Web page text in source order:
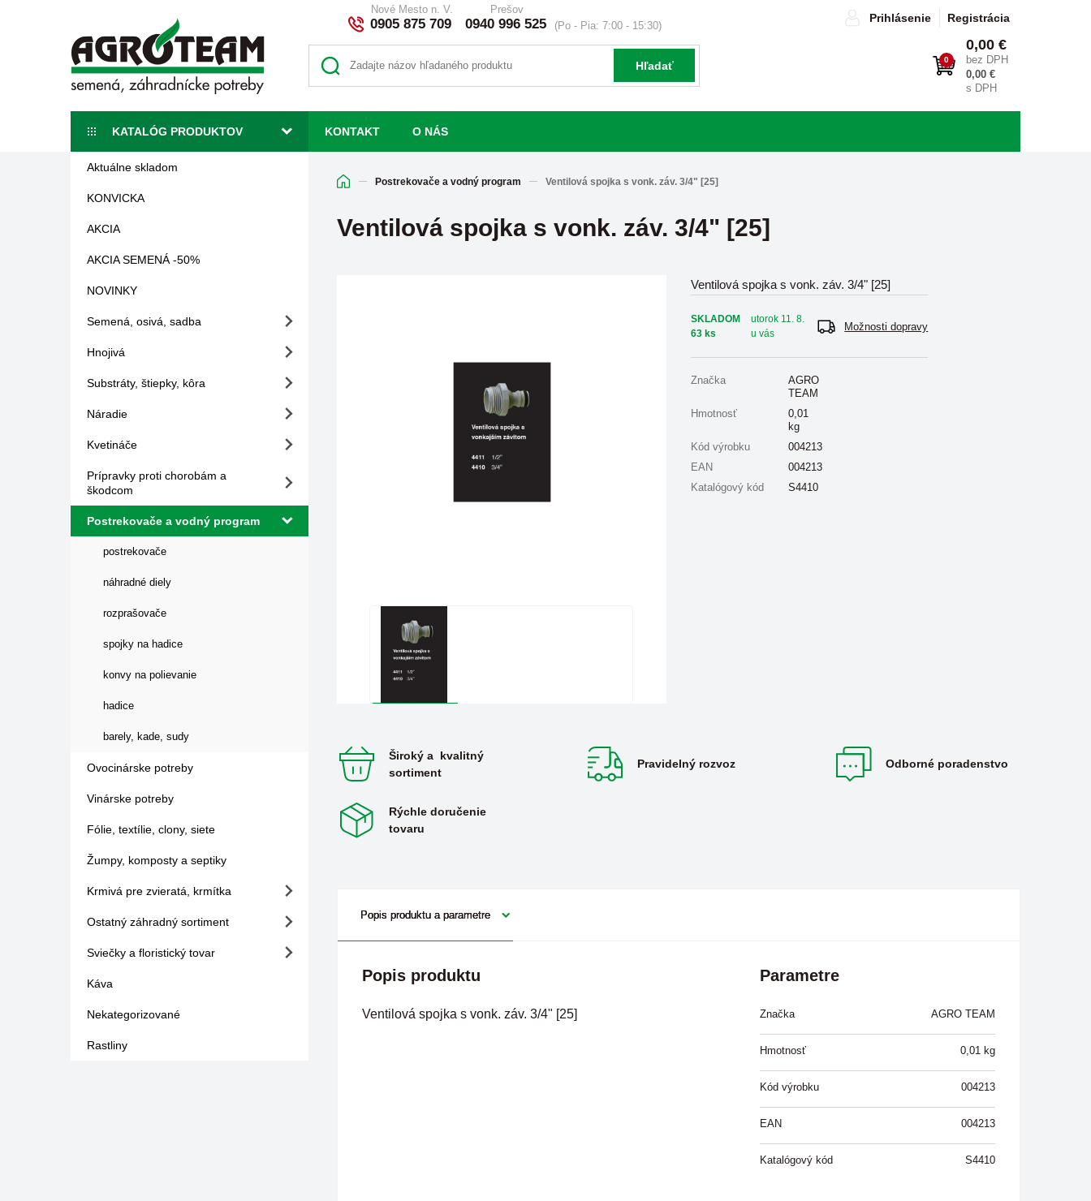
Nové Mesto n. V.
0905 875 709
Prešov
0940 996 525 (Po - Pia: 7:00 - 15:30)
Prihlásenie Registrácia
Hľadať 0
0,00 €
bez DPH
0,00 €
s DPH
KONTAKT O NÁS
KATALÓG PRODUKTOV
Aktuálne skladom
KONVICKA
AKCIA
AKCIA SEMENÁ -50%
NOVINKY
Semená, osivá, sadba
Hnojivá
Substráty, štiepky, kôra
Náradie
Kvetináče
Prípravky proti chorobám a
škodcom
Postrekovače a vodný program
postrekovače
náhradné diely
rozprašovače
spojky na hadice
konvy na polievanie
hadice
barely, kade, sudy
Ovocinárske potreby
Vinárske potreby
Fólie, textílie, clony, siete
Žumpy, komposty a septiky
Krmivá pre zvieratá, krmítka
Ostatný záhradný sortiment
Sviečky a floristický tovar
Káva
Nekategorizované
Rastliny
Postrekovače a vodný program Ventilová spojka s vonk. záv. 3/4" [25]
Ventilová spojka s vonk. záv. 3/4" [25]
Ventilová spojka s vonk. záv. 3/4" [25]
SKLADOM
63 ks
utorok 11. 8.
u vás
Možnosti dopravy
Značka
AGRO
TEAM
Hmotnosť
0,01
kg
Kód výrobku
004213
EAN
004213
Katalógový kód
S4410
Široký a kvalitný
sortiment
Pravidelný rozvoz Odborné poradenstvo
Rýchle doručenie
tovaru
Popis produktu a parametre
Popis produktu
Ventilová spojka s vonk. záv. 3/4" [25]
Parametre
Značka AGRO TEAM
Hmotnosť 0,01 kg
Kód výrobku 004213
EAN 004213
Katalógový kód S4410